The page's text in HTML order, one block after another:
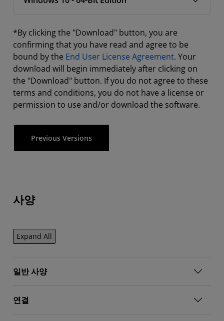
*By clicking the "Download" button, you are
confirming that you have read and agree to be
bound by the End User License Agreement. Your
download will begin immediately after clicking on
the "Download" button. If you do not agree to these
terms and conditions, you do not have a license or
permission to use and/or download the software.
Previous Versions
사양
Expand All
일반 사양
연결